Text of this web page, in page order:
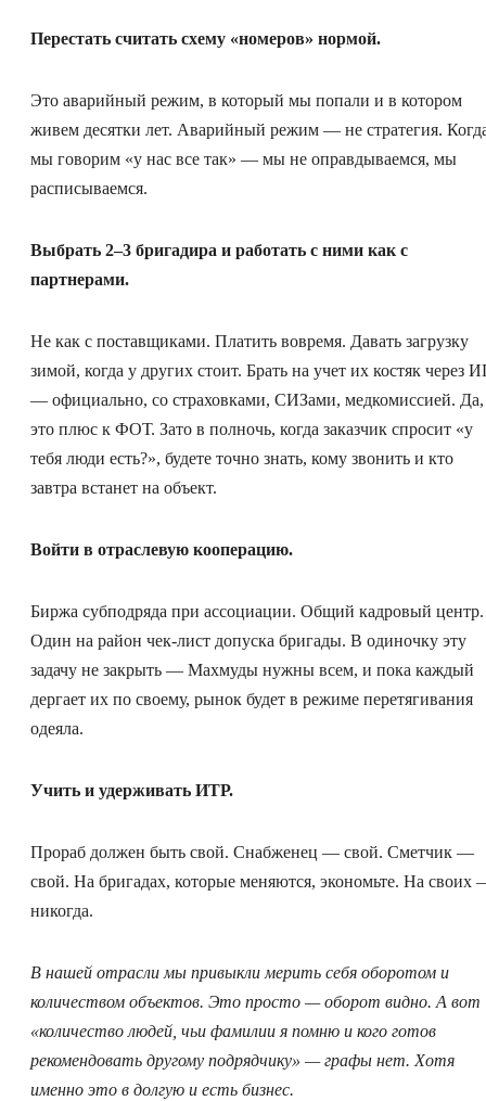
Перестать считать схему «номеров» нормой.
Это аварийный режим, в который мы попали и в котором
живем десятки лет. Аварийный режим — не стратегия.
мы говорим «у нас все так» — мы не оправдываемся, мы
расписываемся.
Выбрать 2–3 бригадира и работать с ними как с
партнерами.
Не как с поставщиками. Платить вовремя. Давать загрузку
зимой, когда у других стоит. Брать на учет их костяк через
— официально, со страховками, СИЗами, медкомиссией. Да,
это плюс к ФОТ. Зато в полночь, когда заказчик спросит «у
тебя люди есть?», будете точно знать, кому звонить и кто
завтра встанет на объект.
Войти в отраслевую кооперацию.
Биржа субподряда при ассоциации. Общий кадровый центр.
Один на район чек-лист допуска бригады. В одиночку эту
задачу не закрыть — Махмуды нужны всем, и пока каждый
дергает их по своему, рынок будет в режиме перетягивания
одеяла.
Учить и удерживать ИТР.
Прораб должен быть свой. Снабженец — свой. Сметчик —
свой. На бригадах, которые меняются, экономьте. На своих
никогда.
В нашей отрасли мы привыкли мерить себя оборотом и
количеством объектов. Это просто — оборот видно. А вот
«количество людей, чьи фамилии я помню и кого готов
рекомендовать другому подрядчику» — графы нет. Хотя
именно это в долгую и есть бизнес.